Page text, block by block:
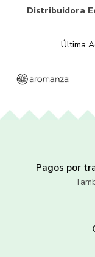
Distribuidora
Última
Pagos por